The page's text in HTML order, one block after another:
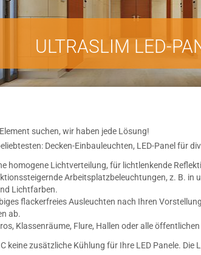
ULTRASLIM LED-
suchen, wir haben jede Lösung!
Decken-Einbauleuchten, LED-Panel für
homogene Lichtverteilung, für lichtlenkende
Arbeitsplatzbeleuchtungen, z. B.
Lichtfarben.
flackerfreies Ausleuchten nach Ihren
ab.
Klassenräume, Flure, Hallen oder alle
keine zusätzliche Kühlung für Ihre LED Panele.